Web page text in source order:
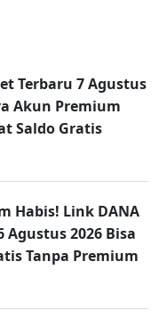
Terbaru 7 Agustus
Akun Premium
Saldo Gratis
Habis! Link DANA
Agustus 2026 Bisa
Tanpa Premium